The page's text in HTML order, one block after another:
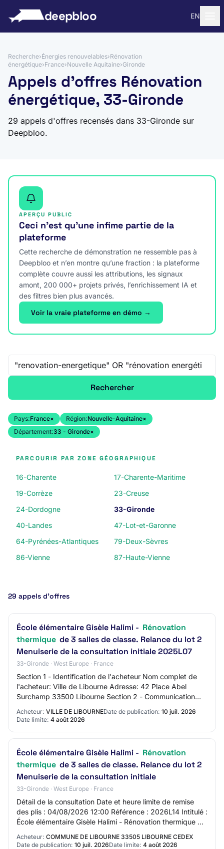
deepbloo EN
Recherche›Énergies renouvelables›Rénovation
énergétique›France›Nouvelle Aquitaine›Gironde
Appels d'offres Rénovation
énergétique, 33-Gironde
29 appels d'offres recensés dans 33-Gironde sur
Deepbloo.
APERÇU PUBLIC
Ceci n’est qu’une infime partie de la
plateforme
Cette recherche de démonstration ne ressemble pas à
Deepbloo et n’en montre qu’une fraction : la plateforme
complète couvre aussi les attributions, les signaux
amont, 200 000+ projets privés, l’enrichissement IA et
des filtres bien plus avancés.
Voir la vraie plateforme en démo →
Recherche libre
Rechercher
Pays:France× Région:Nouvelle-Aquitaine×
Département:33 - Gironde×
PARCOURIR PAR ZONE GÉOGRAPHIQUE
16-Charente
17-Charente-Maritime
19-Corrèze
23-Creuse
24-Dordogne
33-Gironde
40-Landes
47-Lot-et-Garonne
64-Pyrénées-Atlantiques
79-Deux-Sèvres
86-Vienne
87-Haute-Vienne
29 appels d’offres
École élémentaire Gisèle Halimi - Rénovation
thermique de 3 salles de classe. Relance du lot 2
Menuiserie de la consultation initiale 2025L07
33-Gironde · West Europe · France
Section 1 - Identification de l'acheteur Nom complet de
l'acheteur: Ville de Libourne Adresse: 42 Place Abel
Surchamp 33500 Libourne Section 2 - Communication
Acheteur: VILLE DE LIBOURNEDate de publication: 10 juil. 2026
Date limite: 4 août 2026
École élémentaire Gisèle Halimi - Rénovation
thermique de 3 salles de classe. Relance du lot 2
Menuiserie de la consultation initiale
33-Gironde · West Europe · France
Détail de la consultation Date et heure limite de remise
des plis : 04/08/2026 12:00 Référence : 2026L14 Intitulé :
École élémentaire Gisèle Halimi - Rénovation thermique de
Acheteur: COMMUNE DE LIBOURNE 33505 LIBOURNE CEDEX
Date de publication: 10 juil. 2026Date limite: 4 août 2026